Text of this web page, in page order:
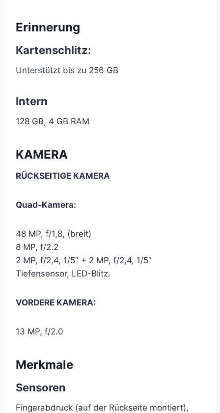
Erinnerung
Kartenschlitz:
Unterstützt bis zu 256 GB
Intern
128 GB, 4 GB RAM
KAMERA
RÜCKSEITIGE KAMERA
Quad-Kamera:
48 MP, f/1,8, (breit)
8 MP, f/2.2
2 MP, f/2,4, 1/5″ + 2 MP, f/2,4, 1/5″
Tiefensensor, LED-Blitz.
VORDERE KAMERA:
13 MP, f/2.0
Merkmale
Sensoren
Fingerabdruck (auf der Rückseite montiert),